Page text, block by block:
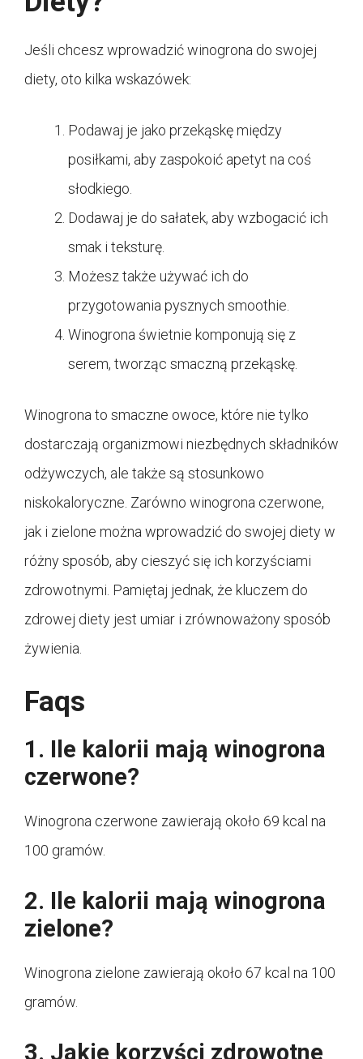
Jeśli chcesz wprowadzić winogrona do swojej
diety, oto kilka wskazówek:
Podawaj je jako przekąskę między
posiłkami, aby zaspokoić apetyt na coś
słodkiego.
Dodawaj je do sałatek, aby wzbogacić ich
smak i teksturę.
Możesz także używać ich do
przygotowania pysznych smoothie.
Winogrona świetnie komponują się z
serem, tworząc smaczną przekąskę.
Winogrona to smaczne owoce, które nie tylko
dostarczają organizmowi niezbędnych składników
odżywczych, ale także są stosunkowo
niskokaloryczne. Zarówno winogrona czerwone,
jak i zielone można wprowadzić do swojej diety w
różny sposób, aby cieszyć się ich korzyściami
zdrowotnymi. Pamiętaj jednak, że kluczem do
zdrowej diety jest umiar i zrównoważony sposób
żywienia.
Faqs
1. Ile kalorii mają winogrona
czerwone?
Winogrona czerwone zawierają około 69 kcal na
100 gramów.
2. Ile kalorii mają winogrona
zielone?
Winogrona zielone zawierają około 67 kcal na 100
gramów.
3. Jakie korzyści zdrowotne